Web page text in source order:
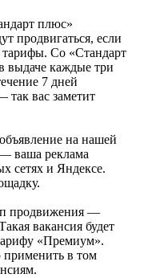
плюс»
продвигаться, если
тарифы. Со «Стандарт
выдаче каждые три
7 дней
вас заметит
на нашей
ваша реклама
сетях и Яндексе.
продвижения —
вакансия будет
«Премиум».
в том